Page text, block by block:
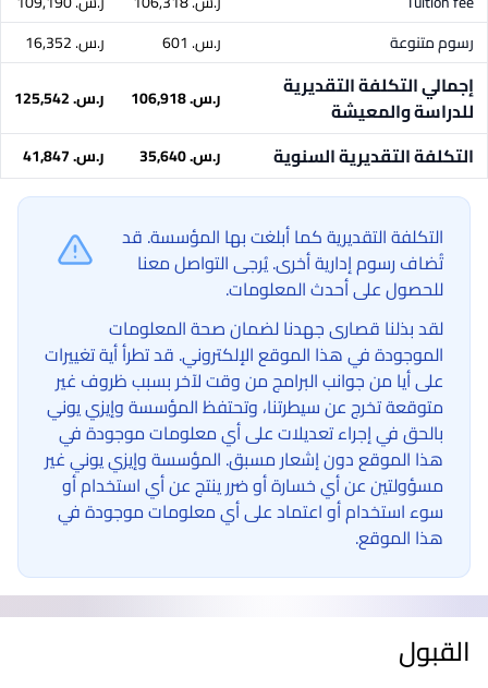
رسوم متنوعة
ر.س.‏ 601 ر.س.‏ 16,352
إجمالي التكلفة التقديرية
للدراسة والمعيشة
ر.س.‏ 106,918 ر.س.‏ 125,542
التكلفة التقديرية السنوية ر.س.‏ 35,640 ر.س.‏ 41,847
التكلفة التقديرية كما أبلغت بها المؤسسة. قد
تُضاف رسوم إدارية أخرى. يُرجى التواصل معنا
للحصول على أحدث المعلومات.
لقد بذلنا قصارى جهدنا لضمان صحة المعلومات
الموجودة في هذا الموقع الإلكتروني. قد تطرأ أية تغييرات
على أيا من جوانب البرامج من وقت لآخر بسبب ظروف غير
متوقعة تخرج عن سيطرتنا، وتحتفظ المؤسسة وإيزي يوني
بالحق في إجراء تعديلات على أي معلومات موجودة في
هذا الموقع دون إشعار مسبق. المؤسسة وإيزي يوني غير
مسؤولتين عن أي خسارة أو ضرر ينتج عن أي استخدام أو
سوء استخدام أو اعتماد على أي معلومات موجودة في
هذا الموقع.
القبول